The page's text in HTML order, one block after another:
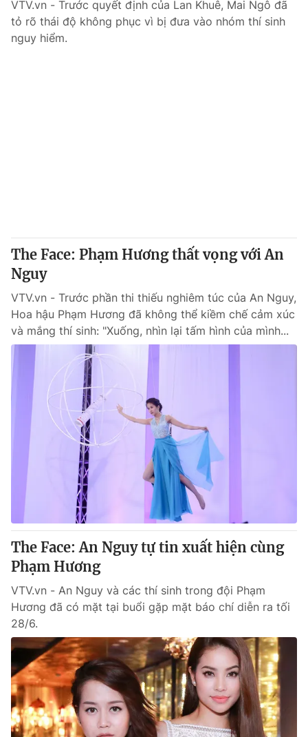
VTV.vn - Trước quyết định của Lan Khuê, Mai Ngô đã
tỏ rõ thái độ không phục vì bị đưa vào nhóm thí sinh
nguy hiểm.
The Face: Phạm Hương thất vọng với An
Nguy
VTV.vn - Trước phần thi thiếu nghiêm túc của An Nguy,
Hoa hậu Phạm Hương đã không thể kiềm chế cảm xúc
và mắng thí sinh: "Xuống, nhìn lại tấm hình của mình...
The Face: An Nguy tự tin xuất hiện cùng
Phạm Hương
VTV.vn - An Nguy và các thí sinh trong đội Phạm
Hương đã có mặt tại buổi gặp mặt báo chí diễn ra tối
28/6.